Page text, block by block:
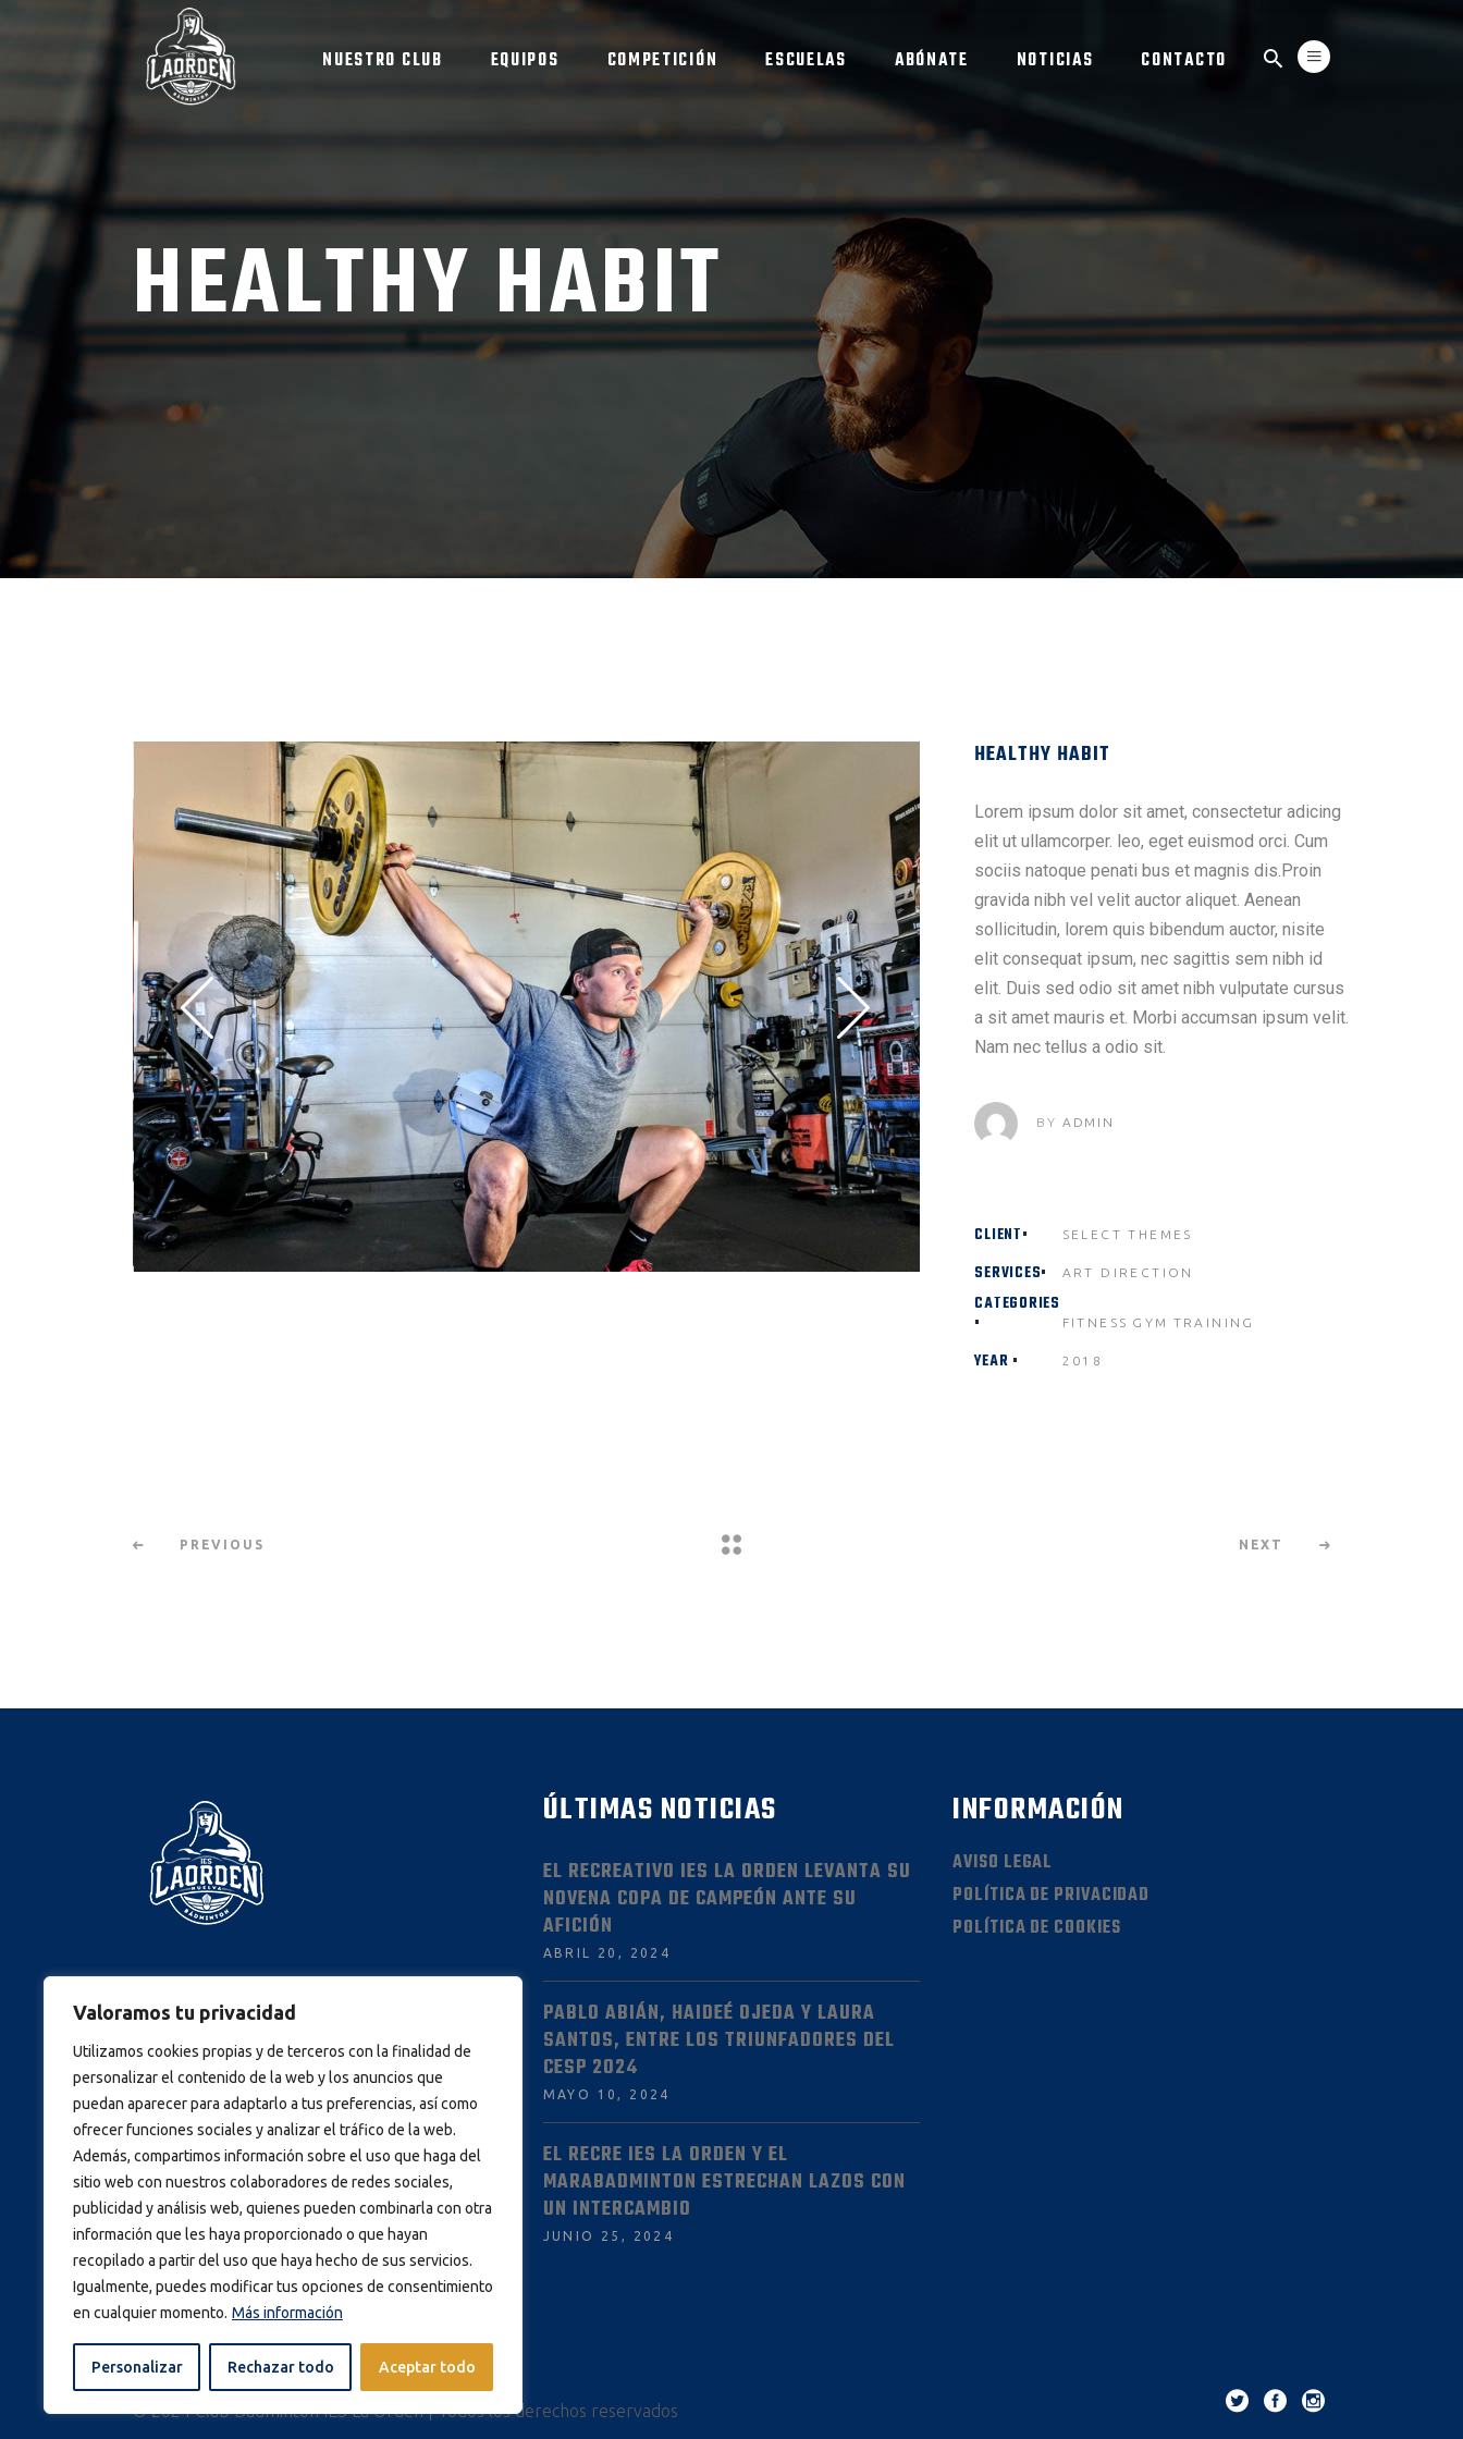
Valoramos tu privacidad
Utilizamos cookies propias y de terceros con la finalidad de
personalizar el contenido de la web y los anuncios que
puedan aparecer para adaptarlo a tus preferencias, así como
ofrecer funciones sociales y analizar el tráfico de la web.
Además, compartimos información sobre el uso que haga del
sitio web con nuestros colaboradores de redes sociales,
publicidad y análisis web, quienes pueden combinarla con otra
información que les haya proporcionado o que hayan
recopilado a partir del uso que haya hecho de sus servicios.
Igualmente, puedes modificar tus opciones de consentimiento
en cualquier momento. Más información
Personalizar Rechazar todo Aceptar todo
NUESTRO CLUB EQUIPOS COMPETICIÓN ESCUELAS ABÓNATE NOTICIAS CONTACTO
HEALTHY HABIT
HEALTHY HABIT
Lorem ipsum dolor sit amet, consectetur adicing
elit ut ullamcorper. leo, eget euismod orci. Cum
sociis natoque penati bus et magnis dis.Proin
gravida nibh vel velit auctor aliquet. Aenean
sollicitudin, lorem quis bibendum auctor, nisite
elit consequat ipsum, nec sagittis sem nibh id
elit. Duis sed odio sit amet nibh vulputate cursus
a sit amet mauris et. Morbi accumsan ipsum velit.
Nam nec tellus a odio sit.
BY ADMIN
CLIENT SELECT THEMES
SERVICES ART DIRECTION
CATEGORIES
FITNESS GYM TRAINING
YEAR 2018
PREVIOUS NEXT
ÚLTIMAS NOTICIAS
EL RECREATIVO IES LA ORDEN LEVANTA SU
NOVENA COPA DE CAMPEÓN ANTE SU
AFICIÓN
ABRIL 20, 2024
PABLO ABIÁN, HAIDEÉ OJEDA Y LAURA
SANTOS, ENTRE LOS TRIUNFADORES DEL
CESP 2024
MAYO 10, 2024
EL RECRE IES LA ORDEN Y EL
MARABADMINTON ESTRECHAN LAZOS CON
UN INTERCAMBIO
JUNIO 25, 2024
INFORMACIÓN
AVISO LEGAL
POLÍTICA DE PRIVACIDAD
POLÍTICA DE COOKIES
© 2024 Club Bádminton IES La Orden | Todos los derechos reservados